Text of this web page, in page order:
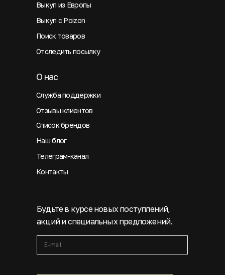
Будьте в курсе новых поступлений,
акций и специальных предложений.
Выкуп из Европы
Выкуп с Poizon
Поиск товаров
Отследить посылку
Служба поддержки
О нас
Отзывы клиентов
Список брендов
Наш блог
Телеграм-канал
Контакты